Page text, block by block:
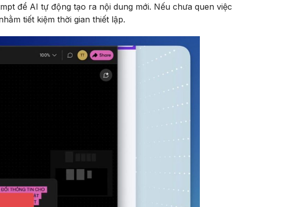
để AI tự động tạo ra nội dung mới. Nếu chưa quen việc
tiết kiệm thời gian thiết lập.